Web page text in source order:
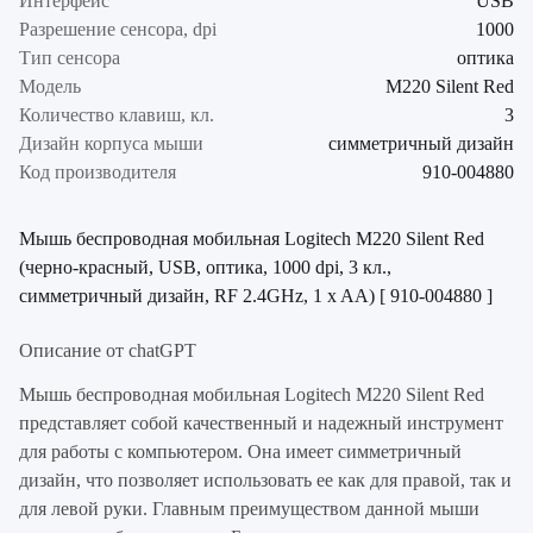
Разрешение сенсора, dpi
1000
Тип сенсора
оптика
Модель
M220 Silent Red
Количество клавиш, кл.
3
Дизайн корпуса мыши
симметричный дизайн
Код производителя
910-004880
Мышь беспроводная мобильная Logitech M220 Silent Red
(черно-красный, USB, оптика, 1000 dpi, 3 кл.,
симметричный дизайн, RF 2.4GHz, 1 x AA) [ 910-004880 ]
Описание от chatGPT
Мышь беспроводная мобильная Logitech M220 Silent Red
представляет собой качественный и надежный инструмент
для работы с компьютером. Она имеет симметричный
дизайн, что позволяет использовать ее как для правой, так и
для левой руки. Главным преимуществом данной мыши